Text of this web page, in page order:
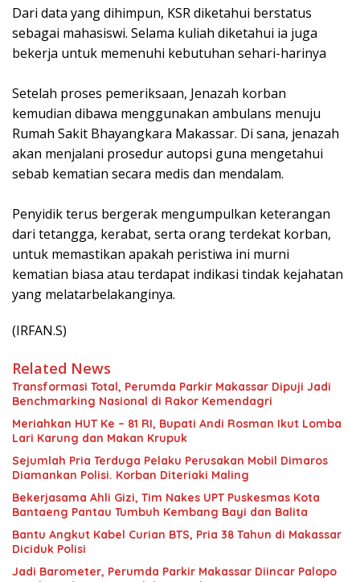
‎Dari data yang dihimpun, KSR diketahui berstatus
sebagai mahasiswi. Selama kuliah diketahui ia juga
bekerja untuk memenuhi kebutuhan sehari-harinya
‎Setelah proses pemeriksaan, Jenazah korban
kemudian dibawa menggunakan ambulans menuju
Rumah Sakit Bhayangkara Makassar. Di sana, jenazah
akan menjalani prosedur autopsi guna mengetahui
sebab kematian secara medis dan mendalam.
‎Penyidik terus bergerak mengumpulkan keterangan
dari tetangga, kerabat, serta orang terdekat korban,
untuk memastikan apakah peristiwa ini murni
kematian biasa atau terdapat indikasi tindak kejahatan
yang melatarbelakanginya.
(IRFAN.S)
Related News
Transformasi Total, Perumda Parkir Makassar Dipuji Jadi
Benchmarking Nasional di Rakor Kemendagri
Meriahkan HUT Ke – 81 RI, Bupati Andi Rosman Ikut Lomba
Lari Karung dan Makan Krupuk
Sejumlah Pria Terduga Pelaku Perusakan Mobil Dimaros
Diamankan Polisi. Korban Diteriaki Maling
Bekerjasama Ahli Gizi, Tim Nakes UPT Puskesmas Kota
Bantaeng Pantau Tumbuh Kembang Bayi dan Balita
Bantu Angkut Kabel Curian BTS, Pria 38 Tahun di Makassar
Diciduk Polisi
Jadi Barometer, Perumda Parkir Makassar Diincar Palopo